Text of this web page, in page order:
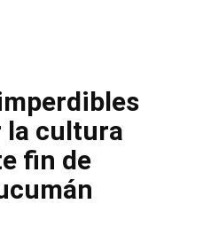
la cultura
fin de